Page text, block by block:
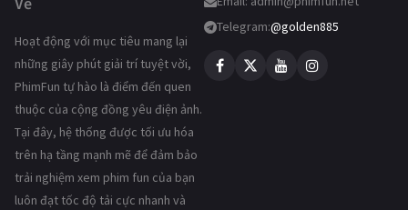
Hoạt động với mục tiêu mang lại
những giây phút giải trí tuyệt vời,
PhimFun tự hào là điểm đến quen
thuộc của cộng đồng yêu điện ảnh.
Tại đây, hệ thống được tối ưu hóa
trên hạ tầng mạnh mẽ để đảm bảo
trải nghiệm xem phim fun của bạn
luôn đạt tốc độ tải cực nhanh và
Telegram:@golden885